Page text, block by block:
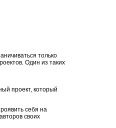
только
Один из таких
проект, который
себя на
своих